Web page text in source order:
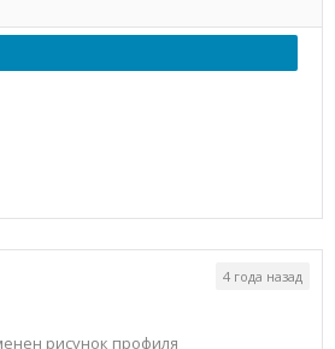
рисунок профиля
4 года назад